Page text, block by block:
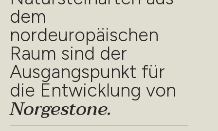
dem
nordeuropäischen
Raum sind der
Ausgangspunkt für
die Entwicklung von
Norgestone.